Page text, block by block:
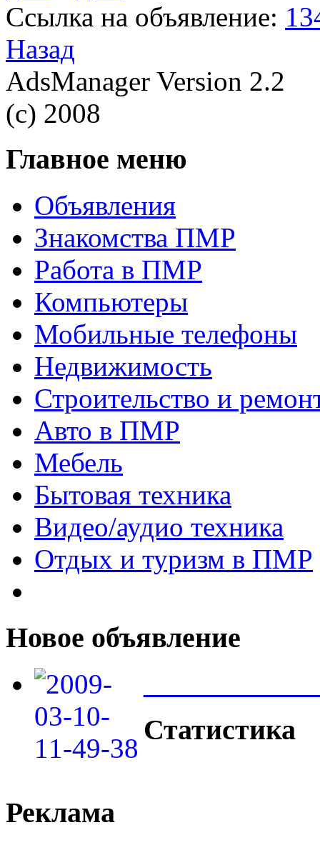
Ссылка на объявление:
Назад
AdsManager Version 2.2
(c) 2008
Главное меню
Объявления
Знакомства ПМР
Работа в ПМР
Компьютеры
Мобильные телефоны
Недвижимость
Строительство и
Авто в ПМР
Мебель
Бытовая техника
Видео/аудио техника
Отдых и туризм в ПМР
Новое объявление
Статистика
Реклама